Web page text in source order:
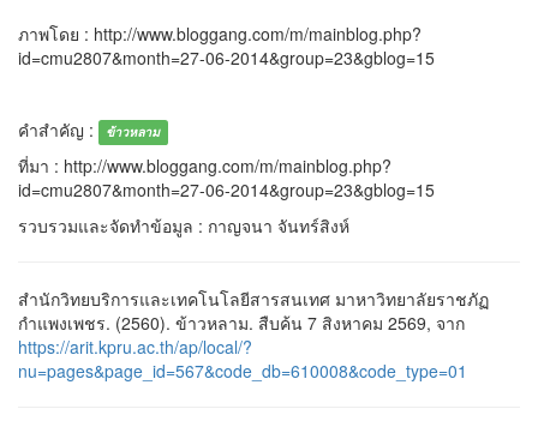
ภาพโดย : http://www.bloggang.com/m/mainblog.php?
id=cmu2807&month=27-06-2014&group=23&gblog=15
คำสำคัญ : ข้าวหลาม
ที่มา : http://www.bloggang.com/m/mainblog.php?
id=cmu2807&month=27-06-2014&group=23&gblog=15
รวบรวมและจัดทำข้อมูล : กาญจนา จันทร์สิงห์
สำนักวิทยบริการและเทคโนโลยีสารสนเทศ มาหาวิทยาลัยราชภัฏ
กำแพงเพชร. (2560). ข้าวหลาม. สืบค้น 7 สิงหาคม 2569, จาก
https://arit.kpru.ac.th/ap/local/?
nu=pages&page_id=567&code_db=610008&code_type=01